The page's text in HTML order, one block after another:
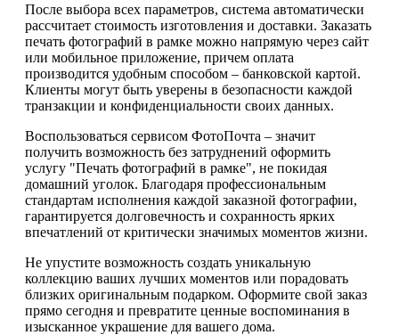
После выбора всех параметров, система автоматически
рассчитает стоимость изготовления и доставки. Заказать
печать фотографий в рамке можно напрямую через сайт
или мобильное приложение, причем оплата
производится удобным способом – банковской картой.
Клиенты могут быть уверены в безопасности каждой
транзакции и конфиденциальности своих данных.
Воспользоваться сервисом ФотоПочта – значит
получить возможность без затруднений оформить
услугу "Печать фотографий в рамке", не покидая
домашний уголок. Благодаря профессиональным
стандартам исполнения каждой заказной фотографии,
гарантируется долговечность и сохранность ярких
впечатлений от критически значимых моментов жизни.
Не упустите возможность создать уникальную
коллекцию ваших лучших моментов или порадовать
близких оригинальным подарком. Оформите свой заказ
прямо сегодня и превратите ценные воспоминания в
изысканное украшение для вашего дома.